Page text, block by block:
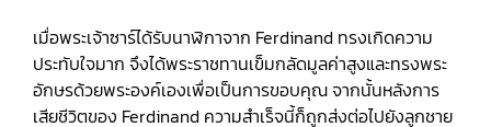
เมื่อพระเจ้าซาร์ได้รับนาฬิกาจาก Ferdinand ทรงเกิดความ
ประทับใจมาก จึงได้พระราชทานเข็มกลัดมูลค่าสูงและทรงพระ
อักษรด้วยพระองค์เองเพื่อเป็นการขอบคุณ จากนั้นหลังการ
เสียชีวิตของ Ferdinand ความสำเร็จนี้ก็ถูกส่งต่อไปยังลูกชาย